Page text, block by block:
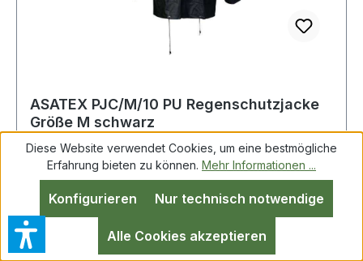
ASATEX PJC/M/10 PU Regenschutzjacke
Größe M schwarz
PU Regenschutzjacke Gr.M schwarz ASATEX
EN 343 Kl. 3/1 · winddicht · wasserdicht · sehr
dehnbar · alle Nähte rückseitig abgeschweißt ·
extrem leicht · hohe Reißfestigkeit · Kapuze am
Diese Website verwendet Cookies, um eine bestmögliche
Erfahrung bieten zu können. Mehr Informationen ...
Nur technisch notwendige
Konfigurieren
Alle Cookies akzeptieren